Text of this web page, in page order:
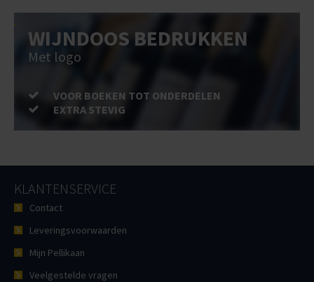
WIJNDOOS BEDRUKKEN
Met logo
VOOR BOEKEN TOT ONDERDELEN
EXTRA STEVIG
KLANTENSERVICE
Contact
Leveringsvoorwaarden
Mijn Pellikaan
Veelgestelde vragen